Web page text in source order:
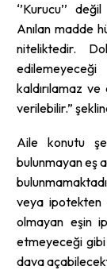
‘’Kurucu’’
Anılan madde
niteliktedir.
kaldırılamaz ve
verilebilir.”
Aile konutu
bulunmayan eş
veya ipotekten
olmayan eşin
etmeyeceği
dava